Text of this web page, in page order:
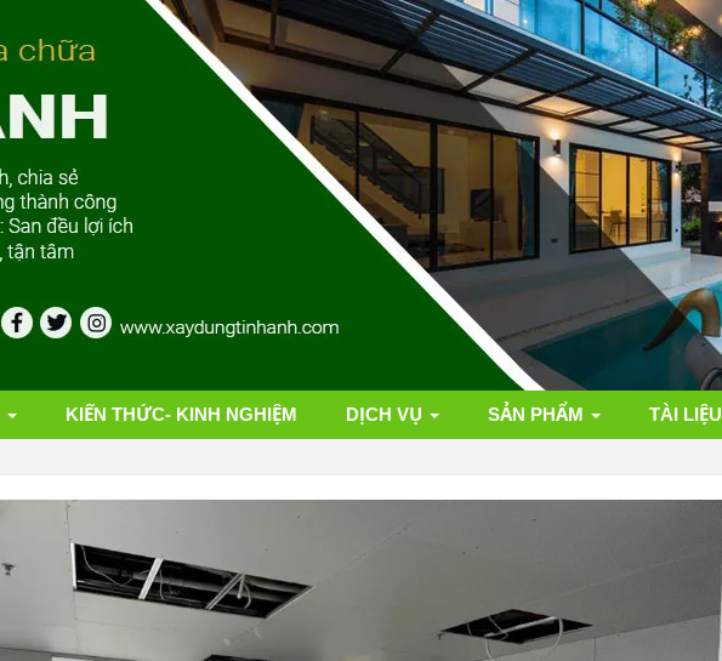
KIẾN THỨC- KINH NGHIỆM DỊCH VỤ SẢN PHẨM TÀI LIỆU